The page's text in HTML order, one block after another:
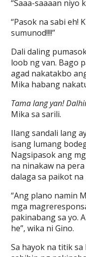
“Saaa-saaaan niyo
“Pasok na sabi eh!
sumunod!!!!”
Dali daling
loob ng van. Bago
agad nakatakbo
Mika habang
Tama lang yan!
Mika sa sarili.
Ilang sandali lang
isang lumang
Nagsipasok ang
na ninakaw na
dalaga sa paikot na
“Ang plano namin
mga
pakinabang sa yo.
he”, wika ni Gino.
Sa hayok na titik